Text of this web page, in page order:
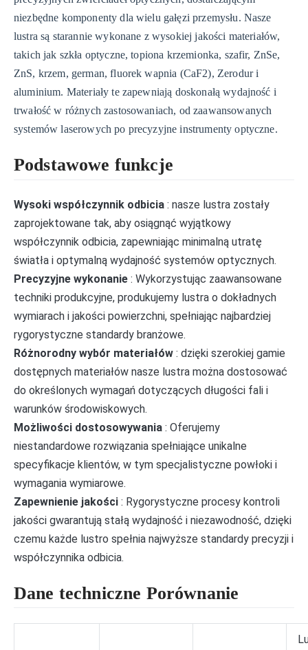
niezbędne komponenty dla wielu gałęzi przemysłu. Nasze
lustra są starannie wykonane z wysokiej jakości materiałów,
takich jak szkła optyczne, topiona krzemionka, szafir, ZnSe,
ZnS, krzem, german, fluorek wapnia (CaF2), Zerodur i
aluminium. Materiały te zapewniają doskonałą wydajność i
trwałość w różnych zastosowaniach, od zaawansowanych
systemów laserowych po precyzyjne instrumenty optyczne.
Podstawowe funkcje
Wysoki współczynnik odbicia : nasze lustra zostały
zaprojektowane tak, aby osiągnąć wyjątkowy
współczynnik odbicia, zapewniając minimalną utratę
światła i optymalną wydajność systemów optycznych.
Precyzyjne wykonanie : Wykorzystując zaawansowane
techniki produkcyjne, produkujemy lustra o dokładnych
wymiarach i jakości powierzchni, spełniając najbardziej
rygorystyczne standardy branżowe.
Różnorodny wybór materiałów : dzięki szerokiej gamie
dostępnych materiałów nasze lustra można dostosować
do określonych wymagań dotyczących długości fali i
warunków środowiskowych.
Możliwości dostosowywania : Oferujemy
niestandardowe rozwiązania spełniające unikalne
specyfikacje klientów, w tym specjalistyczne powłoki i
wymagania wymiarowe.
Zapewnienie jakości : Rygorystyczne procesy kontroli
jakości gwarantują stałą wydajność i niezawodność, dzięki
czemu każde lustro spełnia najwyższe standardy precyzji i
współczynnika odbicia.
Dane techniczne Porównanie